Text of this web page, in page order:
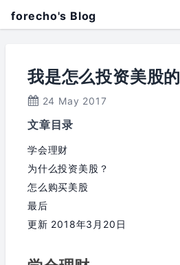
forecho's Blog
我是怎么投资美股的
24 May 2017
文章目录
学会理财
为什么投资美股？
怎么购买美股
最后
更新 2018年3月20日